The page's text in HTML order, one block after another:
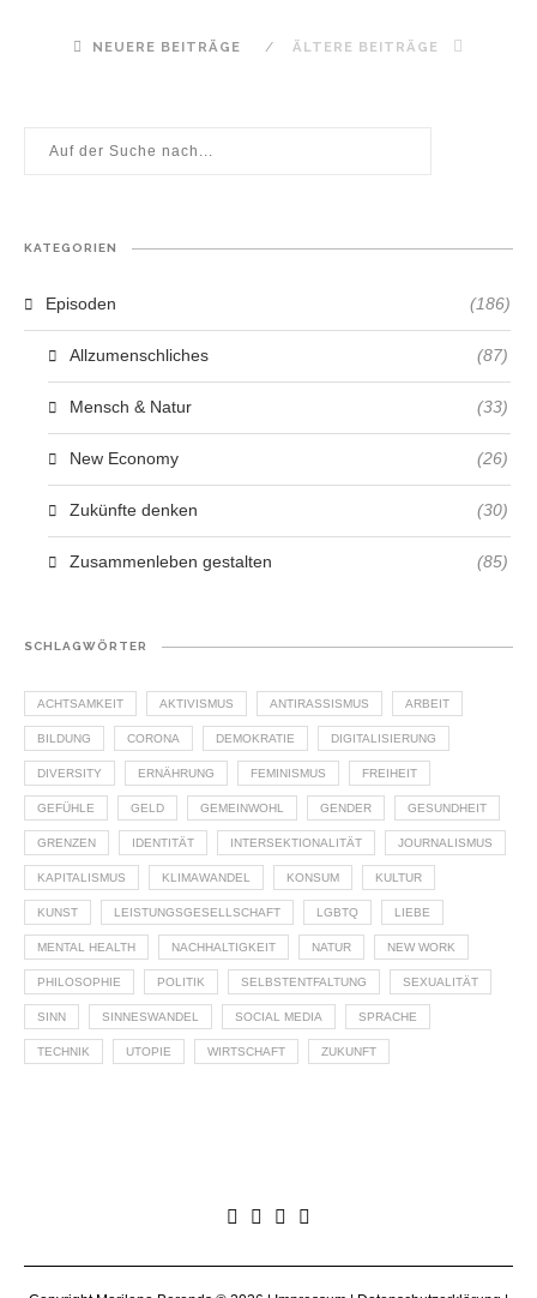
NEUERE BEITRÄGE ÄLTERE BEITRÄGE
KATEGORIEN
Episoden (186)
Allzumenschliches (87)
Mensch & Natur (33)
New Economy (26)
Zukünfte denken (30)
Zusammenleben gestalten (85)
SCHLAGWÖRTER
ACHTSAMKEIT AKTIVISMUS ANTIRASSISMUS ARBEIT
BILDUNG CORONA DEMOKRATIE DIGITALISIERUNG
DIVERSITY ERNÄHRUNG FEMINISMUS FREIHEIT
GEFÜHLE GELD GEMEINWOHL GENDER GESUNDHEIT
GRENZEN IDENTITÄT INTERSEKTIONALITÄT JOURNALISMUS
KAPITALISMUS KLIMAWANDEL KONSUM KULTUR
KUNST LEISTUNGSGESELLSCHAFT LGBTQ LIEBE
MENTAL HEALTH NACHHALTIGKEIT NATUR NEW WORK
PHILOSOPHIE POLITIK SELBSTENTFALTUNG SEXUALITÄT
SINN SINNESWANDEL SOCIAL MEDIA SPRACHE
TECHNIK UTOPIE WIRTSCHAFT ZUKUNFT